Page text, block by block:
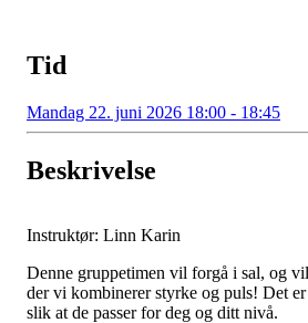
Tid
Mandag 22. juni 2026 18:00 - 18:45
Beskrivelse
Instruktør: Linn Karin
Denne gruppetimen vil forgå i sal, og
der vi kombinerer styrke og puls! Det
slik at de passer for deg og ditt nivå.